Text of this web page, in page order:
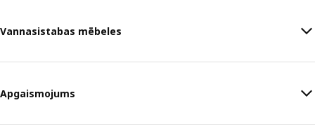
Vannasistabas mēbeles
Apgaismojums